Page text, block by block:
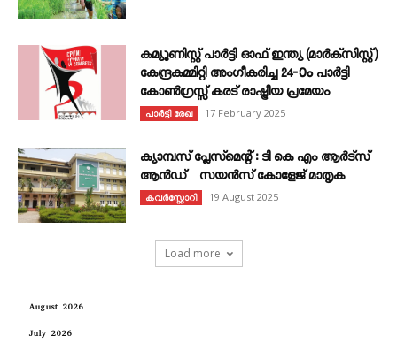
കമ്യൂണിസ്റ്റ് പാർട്ടി ഓഫ് ഇന്ത്യ (മാർക്സിസ്റ്റ്)
കേന്ദ്രകമ്മിറ്റി അംഗീകരിച്ച 24‐ാം പാർട്ടി
കോൺഗ്രസ്സ് കരട് രാഷ്ട്രീയ പ്രമേയം
പാർട്ടി രേഖ 17 February 2025
ക്യാമ്പസ് പ്ലേസ്മെന്റ് : ടി കെ എം ആർട്സ്
ആൻഡ് സയൻസ് കോളേജ് മാതൃക
കവര്‍സ്റ്റോറി 19 August 2025
Load more
August 2026
July 2026